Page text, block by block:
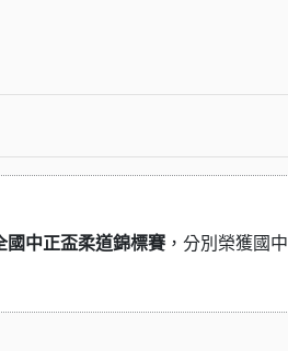
國中正盃柔道錦標賽 ，分別榮獲國中